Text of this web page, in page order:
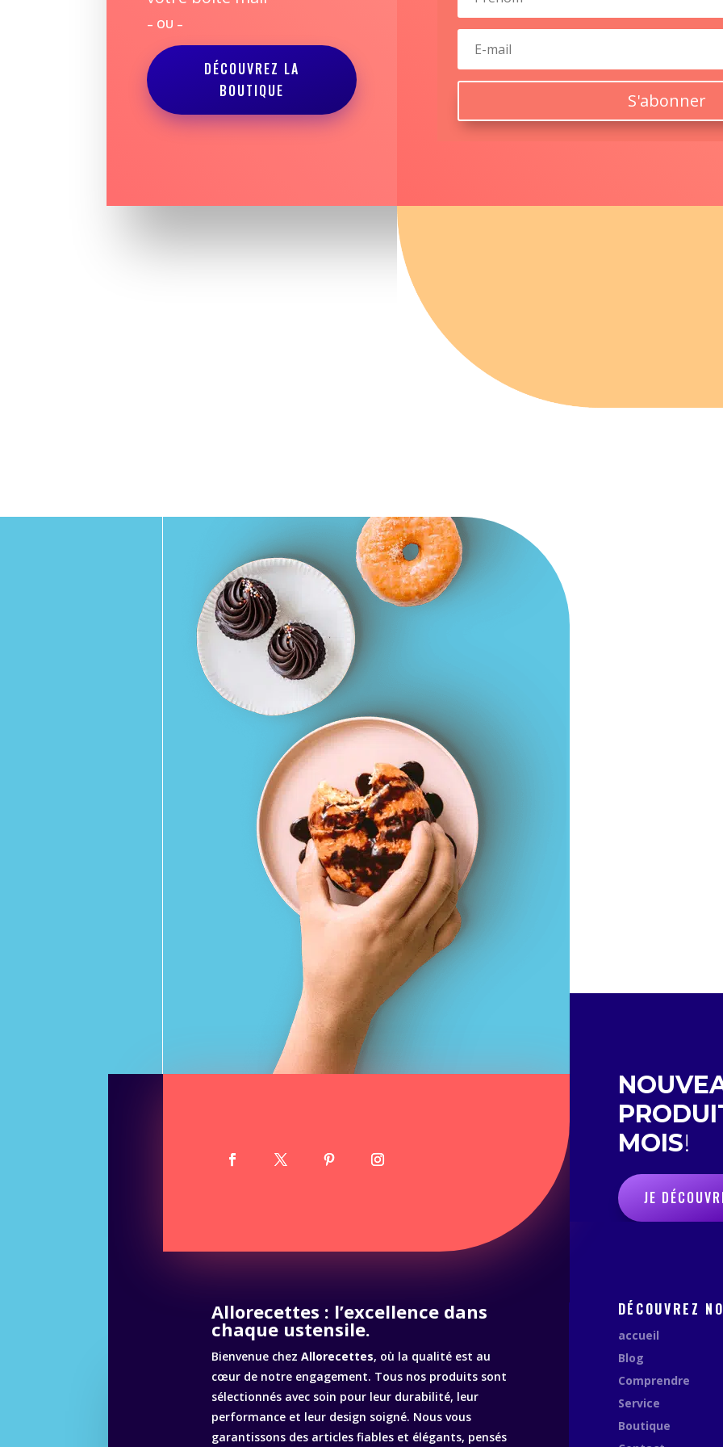
– OU –
DÉCOUVREZ LA
BOUTIQUE
S'abonner
MOIS!
JE
Allorecettes : l’excellence dans
chaque ustensile.
Bienvenue chez Allorecettes, où la qualité est au
cœur de notre engagement. Tous nos produits sont
sélectionnés avec soin pour leur durabilité, leur
performance et leur design soigné. Nous vous
garantissons des articles fiables et élégants, pensés
DÉCOUVREZ
accueil
Blog
Comprendre
Service
Boutique